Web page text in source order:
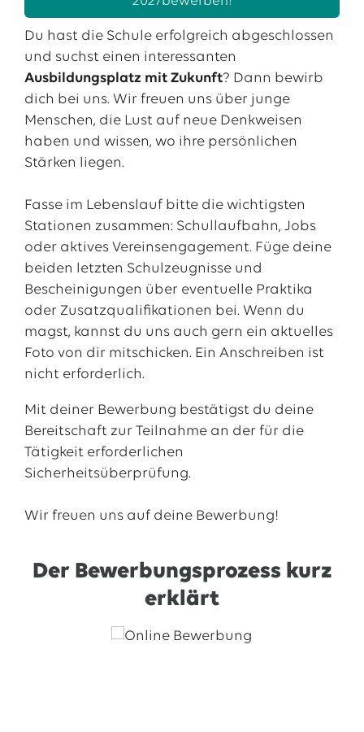
Veranstaltungsort.
Was denkst du sind die wichtigsten
Eigenschaften, um bei EWE erfolgreich zu sein?
Man muss definitiv selbständig arbeiten können.
Natürlich wird man in diese Richtung auch
entsprechend ausgebildet, jedoch sollte man
auch immer eigenständig nach Arbeit und
Maß an Selbstbewusstsein, -vertrauen und
Durchsetzungsvermögen, um ein sicheres
Arbeiten auf Baustellen gewährleisten zu
können. Man sollte definitiv eine Affinität für
Technik und fürs Handwerk mitbringen oder
zumindest Interesse daran haben. Teamfähigkeit
ist das A und O, da man bei fast jeder Aufgabe
und in jeder Abteilung bei EWE ein Kollegium um
sich haben wird, mit dem man regelmäßig
zusammenkommt. Mit respektvollem Umgang
kommt man jedoch nicht nur bei EWE weiter,
sondern auch in anderen Bereichen des Lebens.
Du hast die Schule erfolgreich abgeschlossen
und suchst einen interessanten
Ausbildungsplatz mit Zukunft? Dann bewirb
dich bei uns. Wir freuen uns über junge
Menschen, die Lust auf neue Denkweisen
haben und wissen, wo ihre persönlichen
Stärken liegen.
Fasse im Lebenslauf bitte die wichtigsten
Stationen zusammen: Schullaufbahn, Jobs
oder aktives Vereinsengagement. Füge deine
beiden letzten Schulzeugnisse und
Bescheinigungen über eventuelle Praktika
oder Zusatzqualifikationen bei. Wenn du
magst, kannst du uns auch gern ein aktuelles
Foto von dir mitschicken. Ein Anschreiben ist
nicht erforderlich.
Mit deiner Bewerbung bestätigst du deine
Bereitschaft zur Teilnahme an der für die
Tätigkeit erforderlichen
Sicherheitsüberprüfung.
Wir freuen uns auf deine Bewerbung!
Der Bewerbungsprozess kurz
erklärt